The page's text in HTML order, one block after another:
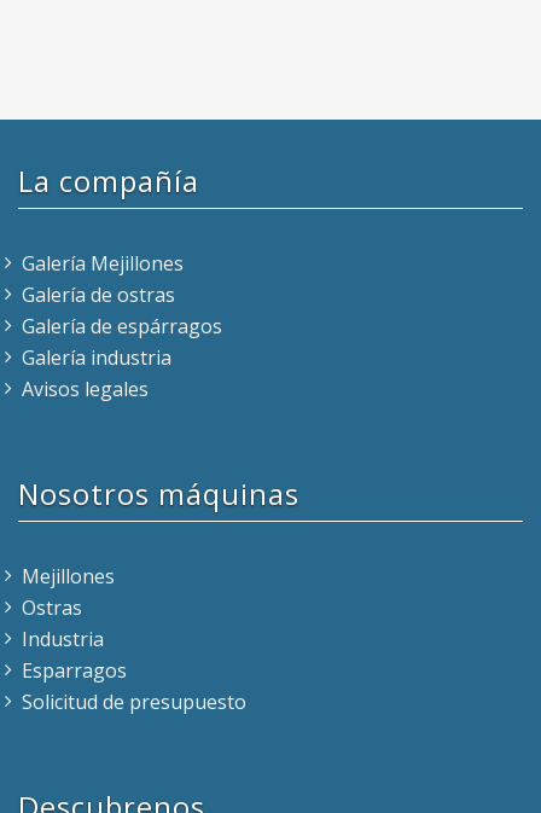
La compañía
Galería Mejillones
Galería de ostras
Galería de espárragos
Galería industria
Avisos legales
Nosotros máquinas
Mejillones
Ostras
Industria
Esparragos
Solicitud de presupuesto